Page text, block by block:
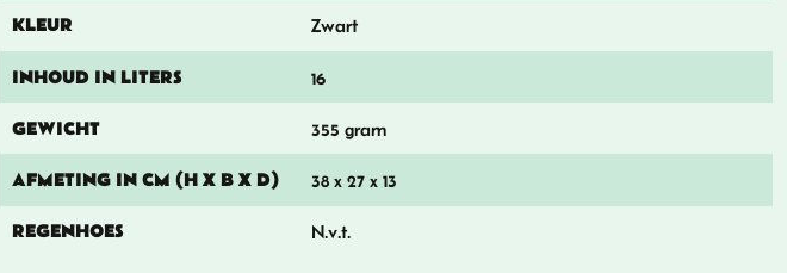
KLEUR Zwart
INHOUD IN LITERS 16
GEWICHT 355 gram
AFMETING IN CM (H X B X D) 38 x 27 x 13
REGENHOES N.v.t.